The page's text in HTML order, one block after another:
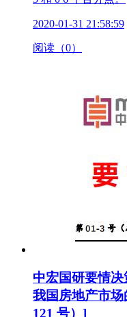
2020-01-31 21:58:59
阅读（0）
中宏国研要情
我国房地产市
121 号）]